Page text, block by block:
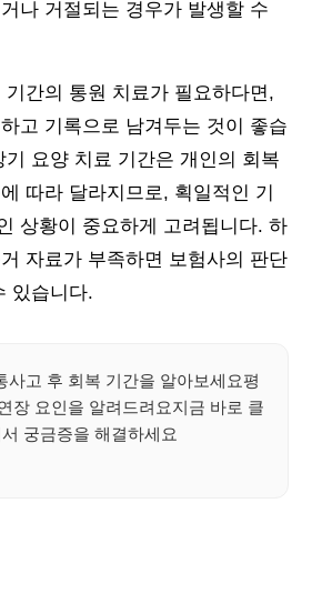
나 거절되는 경우가 발생할 수
기간의 통원 치료가 필요하다면,
고 기록으로 남겨두는 것이 좋습
기 요양 치료 기간은 개인의 회복
따라 달라지므로, 획일적인 기
상황이 중요하게 고려됩니다. 하
자료가 부족하면 보험사의 판단
있습니다.
사고 후 회복 기간을 알아보세요평
장 요인을 알려드려요지금 바로 클
궁금증을 해결하세요